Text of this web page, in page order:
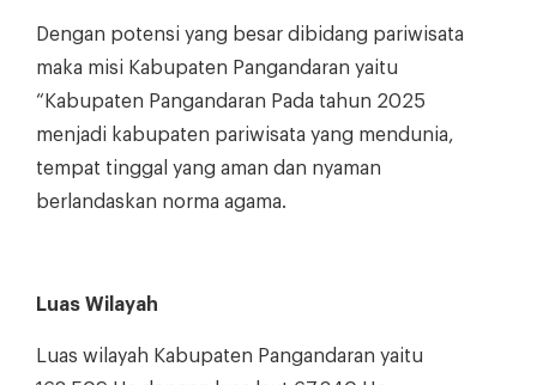
Dengan potensi yang besar dibidang pariwisata
maka misi Kabupaten Pangandaran yaitu
“Kabupaten Pangandaran Pada tahun 2025
menjadi kabupaten pariwisata yang mendunia,
tempat tinggal yang aman dan nyaman
berlandaskan norma agama.
Luas Wilayah
Luas wilayah Kabupaten Pangandaran yaitu